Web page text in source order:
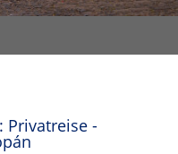
Privatreise -